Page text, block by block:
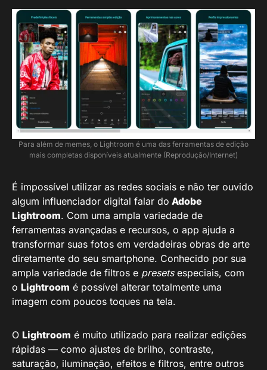
Para além de memes, o Lightroom é uma das ferramentas de edição
mais completas disponíveis atualmente (Reprodução/Internet)
É impossível utilizar as redes sociais e não ter ouvido
algum influenciador digital falar do Adobe
Lightroom. Com uma ampla variedade de
ferramentas avançadas e recursos, o app ajuda a
transformar suas fotos em verdadeiras obras de arte
diretamente do seu smartphone. Conhecido por sua
ampla variedade de filtros e presetsespeciais, com
o Lightroom é possível alterar totalmente uma
imagem com poucos toques na tela.
O Lightroom é muito utilizado para realizar edições
rápidas — como ajustes de brilho, contraste,
saturação, iluminação, efeitos e filtros, entre outros